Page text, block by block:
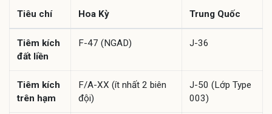
Tiêu chí Hoa Kỳ Trung Quốc
Tiêm kích
đất liền
F-47 (NGAD) J-36
Tiêm kích
trên hạm
F/A-XX (ít nhất 2 biên
đội)
J-50 (Lớp Type
003)